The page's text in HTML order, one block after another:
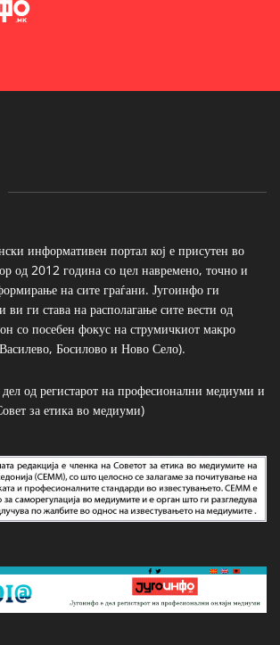
информативен портал кој е присутен во
од 2012 година со цел навремено, точно и
на сите граѓани. Југоинфо ги
ви ги става на располагање сите вести од
со посебен фокус на струмичкиот макро
Босилово и Ново Село).
од регистарот на професионални медиуми и
за етика во медиуми)